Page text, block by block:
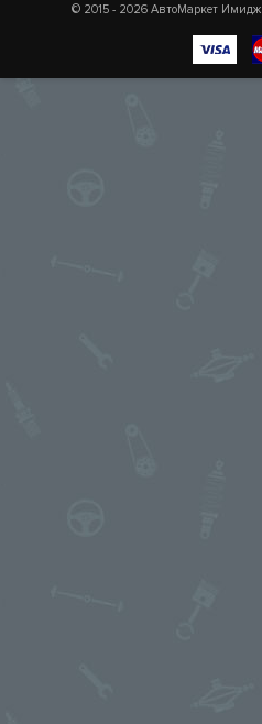
© 2015 - 2026 АвтоМаркет Имидж